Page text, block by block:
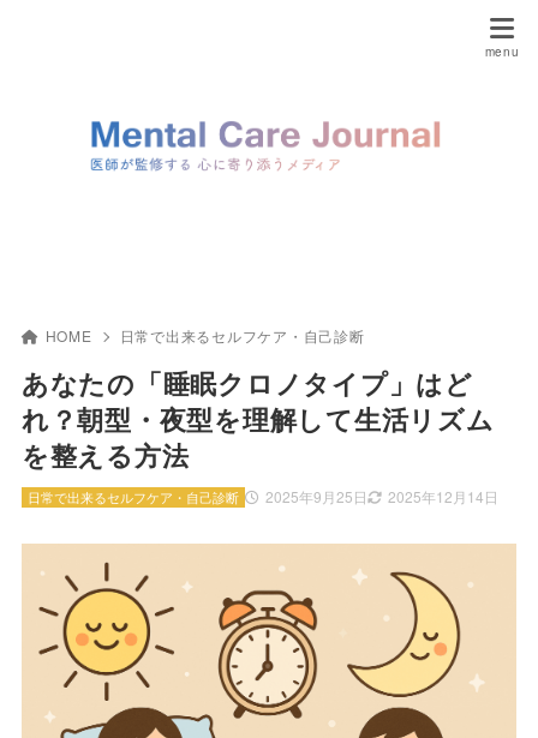
HOME 日常で出来るセルフケア・自己診断
あなたの「睡眠クロノタイプ」はど
れ？朝型・夜型を理解して生活リズム
を整える方法
2025年9月25日 2025年12月14日
日常で出来るセルフケア・自己診断